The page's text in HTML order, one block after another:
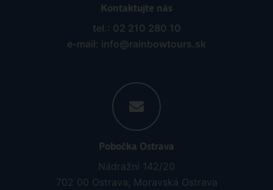
Kontaktujte nás
tel.: 02 210 280 10
e-mail: info@rainbowtours.sk
Pobočka Ostrava
Nádražní 142/20
702 00 Ostrava, Moravská Ostrava